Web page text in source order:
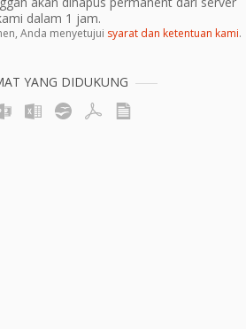
dalam 1 jam.
Anda menyetujui syarat dan ketentuan kami.
YANG DIDUKUNG